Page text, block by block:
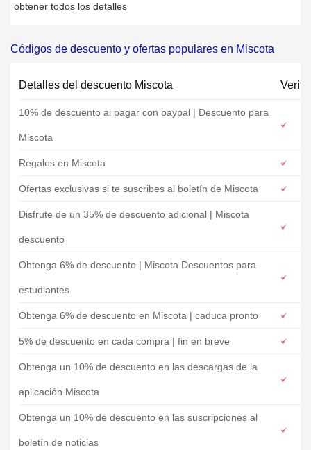
obtener todos los detalles
Códigos de descuento y ofertas populares en Miscota
Detalles del descuento Miscota
10% de descuento al pagar con paypal | Descuento para
Miscota
Regalos en Miscota
Ofertas exclusivas si te suscribes al boletín de Miscota
Disfrute de un 35% de descuento adicional | Miscota
descuento
Obtenga 6% de descuento | Miscota Descuentos para
estudiantes
Obtenga 6% de descuento en Miscota | caduca pronto
5% de descuento en cada compra | fin en breve
Obtenga un 10% de descuento en las descargas de la
aplicación Miscota
Obtenga un 10% de descuento en las suscripciones al
boletín de noticias